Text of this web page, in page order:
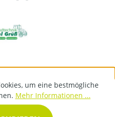
um eine bestmögliche
Mehr Informationen ...